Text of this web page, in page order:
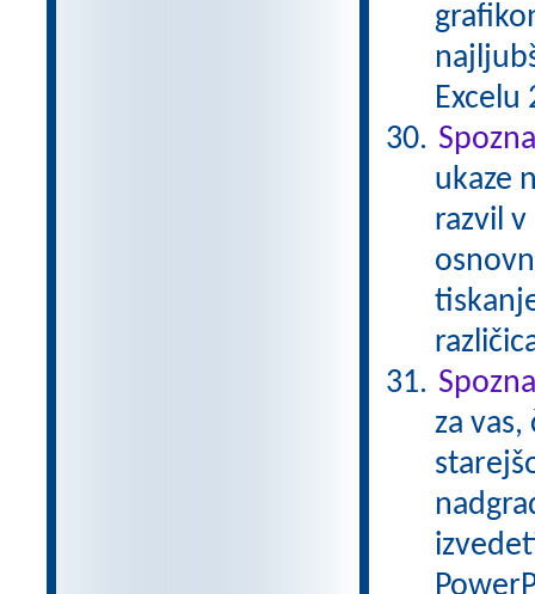
Excelu
ukaze
razvil
za